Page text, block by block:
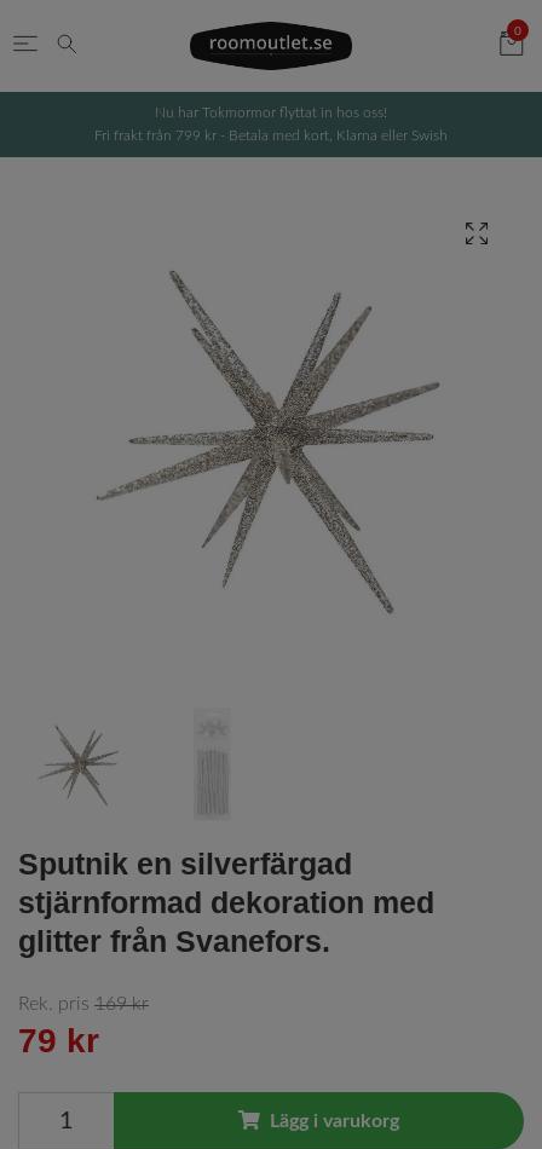
0
Nu har Tokmormor flyttat in hos oss!
Fri frakt från 799 kr - Betala med kort, Klarna eller Swish
Sputnik en silverfärgad
stjärnformad dekoration med
glitter från Svanefors.
Rek. pris 169 kr
79 kr
Lägg i varukorg